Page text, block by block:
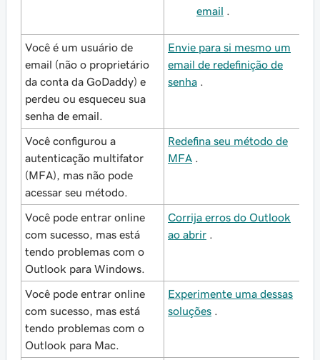
email
Você é um usuário de
email (não o proprietário
da conta da GoDaddy) e
perdeu ou esqueceu sua
senha de email.
Envie para si mesmo um
email de redefinição de
senha
Você configurou a
autenticação multifator
(MFA), mas não pode
acessar seu método.
Redefina seu método de
MFA
Você pode entrar online
com sucesso, mas está
tendo problemas com o
Outlook para Windows.
Corrija erros do Outlook
ao abrir
Você pode entrar online
com sucesso, mas está
tendo problemas com o
Outlook para Mac.
Experimente uma dessas
soluções